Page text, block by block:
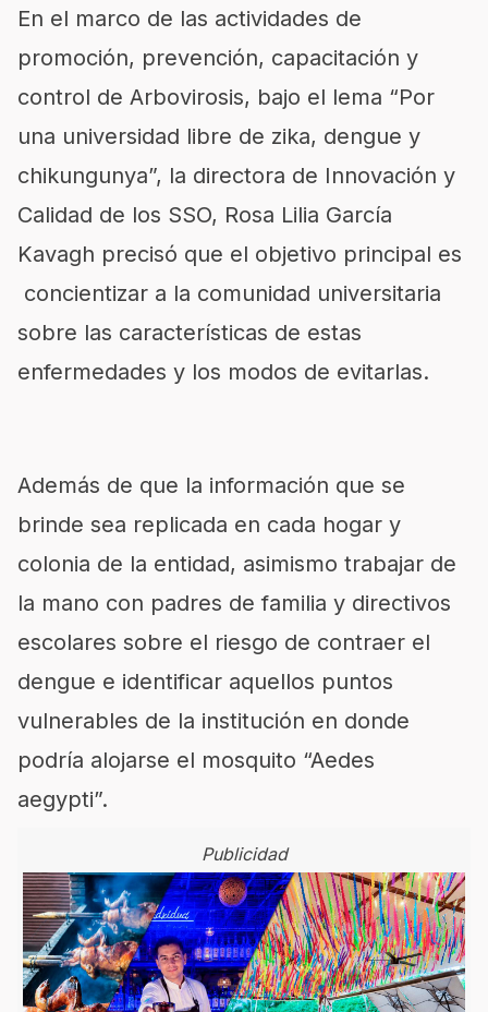
En el marco de las actividades de
promoción, prevención, capacitación y
control de Arbovirosis, bajo el lema “Por
una universidad libre de zika, dengue y
chikungunya”, la directora de Innovación y
Calidad de los SSO, Rosa Lilia García
Kavagh precisó que el objetivo principal es
concientizar a la comunidad universitaria
sobre las características de estas
enfermedades y los modos de evitarlas.
Además de que la información que se
brinde sea replicada en cada hogar y
colonia de la entidad, asimismo trabajar de
la mano con padres de familia y directivos
escolares sobre el riesgo de contraer el
dengue e identificar aquellos puntos
vulnerables de la institución en donde
podría alojarse el mosquito “Aedes
aegypti”.
Publicidad